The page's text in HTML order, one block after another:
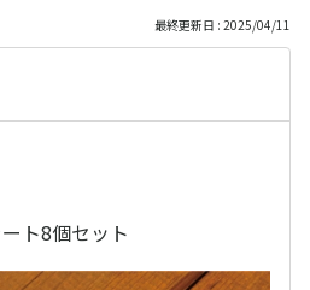
最終更新日 : 2025/04/11
ト8個セット